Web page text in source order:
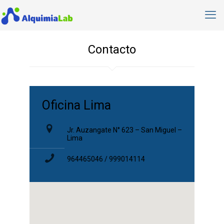
Contacto
Oficina Lima
Jr. Auzangate N° 623 – San Miguel –
Lima
964465046 / 999014114